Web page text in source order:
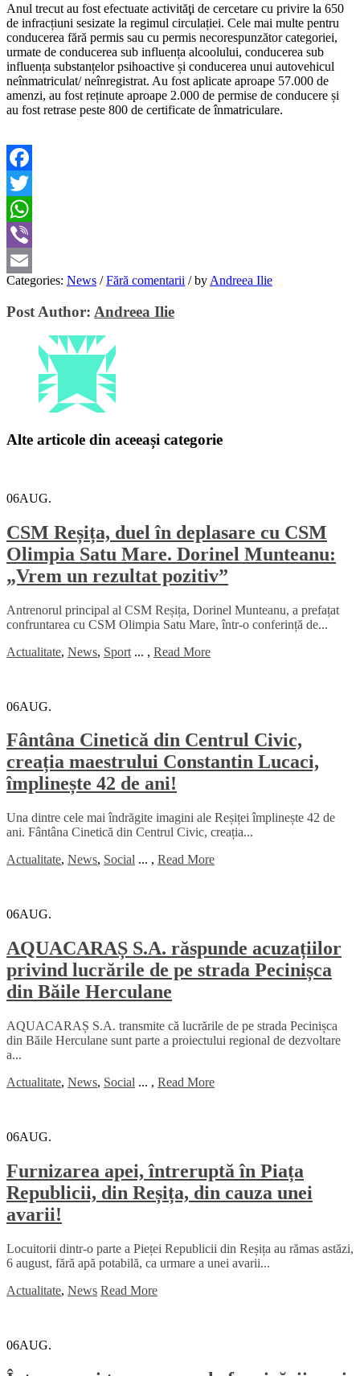
Anul trecut au fost efectuate activităţi de cercetare cu privire la 650
de infracțiuni sesizate la regimul circulației. Cele mai multe pentru
conducerea fără permis sau cu permis necorespunzător categoriei,
urmate de conducerea sub influența alcoolului, conducerea sub
influența substanțelor psihoactive și conducerea unui autovehicul
neînmatriculat/ neînregistrat. Au fost aplicate aproape 57.000 de
amenzi, au fost reținute aproape 2.000 de permise de conducere și
au fost retrase peste 800 de certificate de înmatriculare.
Facebook
Twitter
WhatsApp
Viber
Email
Categories: News / Fără comentarii /by Andreea Ilie
Post Author: Andreea Ilie
Alte articole din aceeași categorie
06AUG.
CSM Reșița, duel în deplasare cu CSM
Olimpia Satu Mare. Dorinel Munteanu:
„Vrem un rezultat pozitiv”
Antrenorul principal al CSM Reșița, Dorinel Munteanu, a prefațat
confruntarea cu CSM Olimpia Satu Mare, într-o conferință de...
Actualitate, News, Sport ... , Read More
06AUG.
Fântâna Cinetică din Centrul Civic,
creația maestrului Constantin Lucaci,
împlinește 42 de ani!
Una dintre cele mai îndrăgite imagini ale Reșiței împlinește 42 de
ani. Fântâna Cinetică din Centrul Civic, creația...
Actualitate, News, Social ... , Read More
06AUG.
AQUACARAȘ S.A. răspunde acuzațiilor
privind lucrările de pe strada Pecinișca
din Băile Herculane
AQUACARAȘ S.A. transmite că lucrările de pe strada Pecinișca
din Băile Herculane sunt parte a proiectului regional de dezvoltare
a...
Actualitate, News, Social ... , Read More
06AUG.
Furnizarea apei, întreruptă în Piața
Republicii, din Reșița, din cauza unei
avarii!
Locuitorii dintr-o parte a Pieței Republicii din Reșița au rămas astăzi,
6 august, fără apă potabilă, ca urmare a unei avarii...
Actualitate, News Read More
06AUG.